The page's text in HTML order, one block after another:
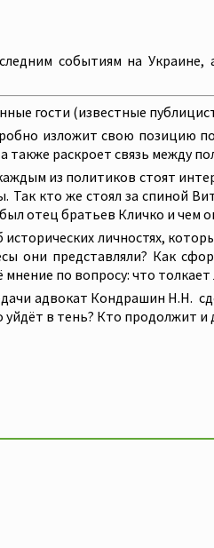
событиям на Украине,
гости (известные
изложит свою позицию по
также раскроет связь между
из политиков стоят
Так кто же стоял за спиной
отец братьев Кличко и чем
личностях,
они представляли? Как
по вопросу: что
адвокат Кондрашин Н.Н.
уйдёт в тень? Кто продолжит